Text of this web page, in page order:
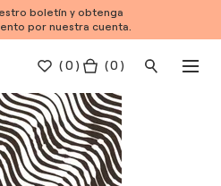
boletín y obtenga
por nuestra cuenta.
(0 ) ( 0 )